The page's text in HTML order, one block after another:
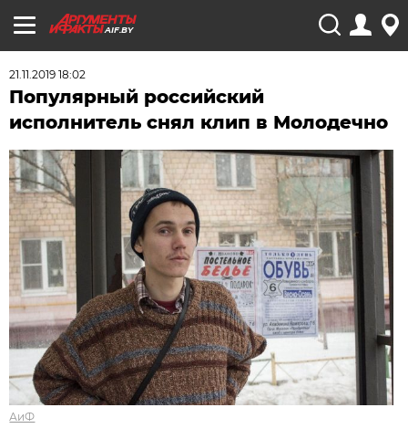
AIF.BY
21.11.2019 18:02
Популярный российский
исполнитель снял клип в Молодечно
АиФ